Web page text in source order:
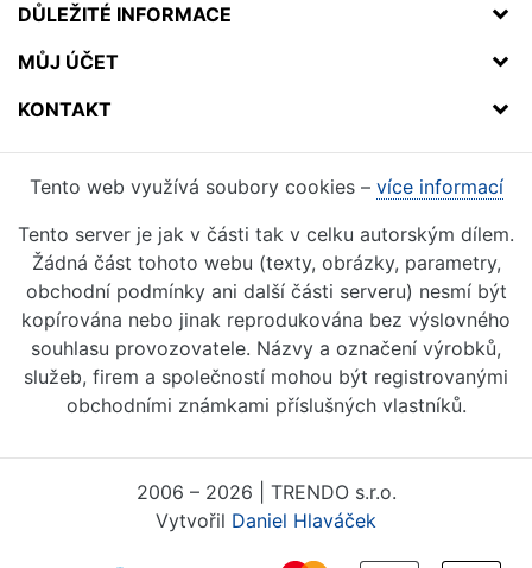
DŮLEŽITÉ INFORMACE
MŮJ ÚČET
KONTAKT
Tento web využívá soubory cookies – více informací
Tento server je jak v části tak v celku autorským dílem.
Žádná část tohoto webu (texty, obrázky, parametry,
obchodní podmínky ani další části serveru) nesmí být
kopírována nebo jinak reprodukována bez výslovného
souhlasu provozovatele. Názvy a označení výrobků,
služeb, firem a společností mohou být registrovanými
obchodními známkami příslušných vlastníků.
2006 – 2026 | TRENDO s.r.o.
Vytvořil Daniel Hlaváček